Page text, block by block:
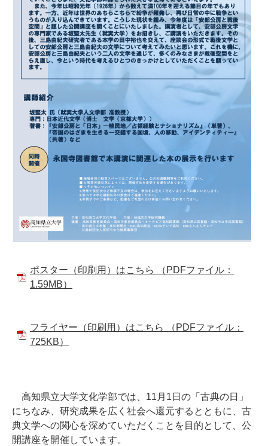
ポスター（印刷用）はこちら （PDFファイル：
1.59MB）
フライヤー（印刷用）はこちら （PDFファイル：
725KB）
高知県立大学文化学部では、11月1日の「古典の日」
にちなみ、研究成果を広く社会へ還元するとともに、古
典文学への関心を深めていただくことを目的として、公
開講座を開催しています。